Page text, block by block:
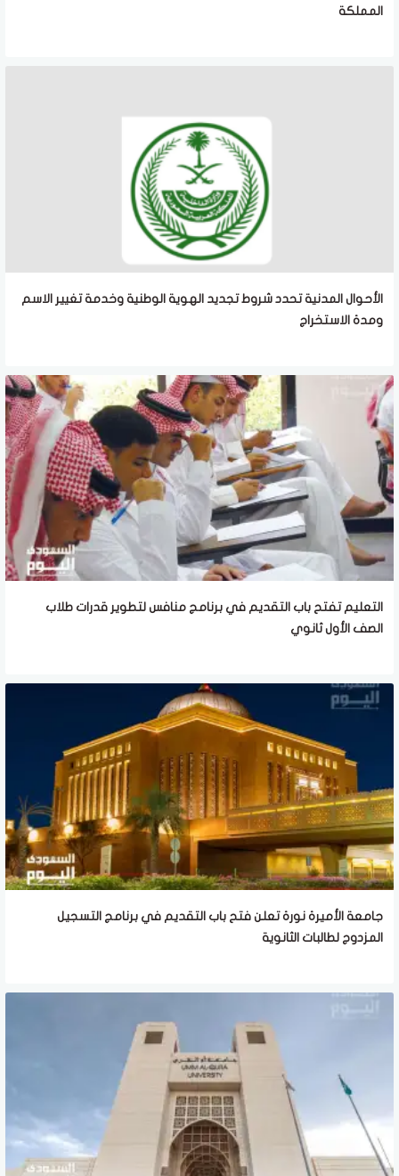
المملكة
الأحوال المدنية تحدد شروط تجديد الهوية الوطنية وخدمة تغيير الاسم
ومدة الاستخراج
التعليم تفتح باب التقديم في برنامج منافس لتطوير قدرات طلاب
الصف الأول ثانوي
جامعة الأميرة نورة تعلن فتح باب التقديم في برنامج التسجيل
المزدوج لطالبات الثانوية